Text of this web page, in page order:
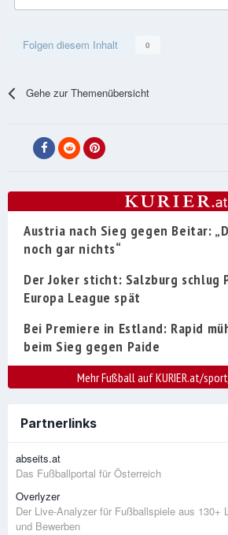
Folgen diesem Inhalt 0
Gehe zur Themenübersicht
Austria nach Sieg gegen Beitar:
noch gar nichts“
Der Joker sticht: Salzburg schlug
Europa League spät
Bei Premiere in Estland: Rapid
beim Sieg gegen Paide
Mehr Fußball auf KURIER.at/
Partnerlinks
abseits.at
Das Fußballportal für Österreich
Overlyzer
Der Live-Analyzer für Fußballspiele aus 130+
und Bewerben